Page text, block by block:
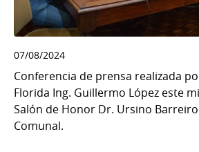
07/08/2024
Conferencia de prensa realizada
Florida Ing. Guillermo López este
Salón de Honor Dr. Ursino
Comunal.